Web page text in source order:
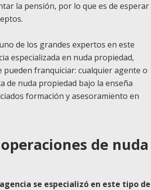
la pensión, por lo que es de esperar
de los grandes expertos en este
especializada en nuda propiedad,
pueden franquiciar: cualquier agente o
de nuda propiedad bajo la enseña
formación y asesoramiento en
de nuda
se especializó en este tipo de